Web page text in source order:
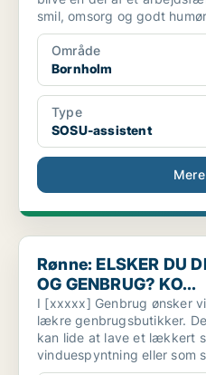
smil, omsorg og godt
Område
Bornholm
Type
SOSU-assistent
Rønne: ELSKER DU DESIGN,
Rønne: ELSKER DU
OG GENBRUG? KO...
I [xxxxx] Genbrug ønsker
lækre genbrugsbutikker.
kan lide at lave et lækkert
vinduespyntning eller som